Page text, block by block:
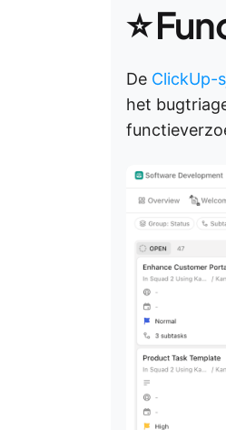
⭐️
De ClickUp-
het